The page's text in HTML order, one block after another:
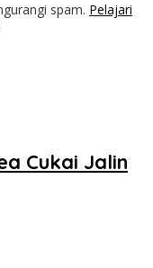
spam. Pelajari
Cukai Jalin